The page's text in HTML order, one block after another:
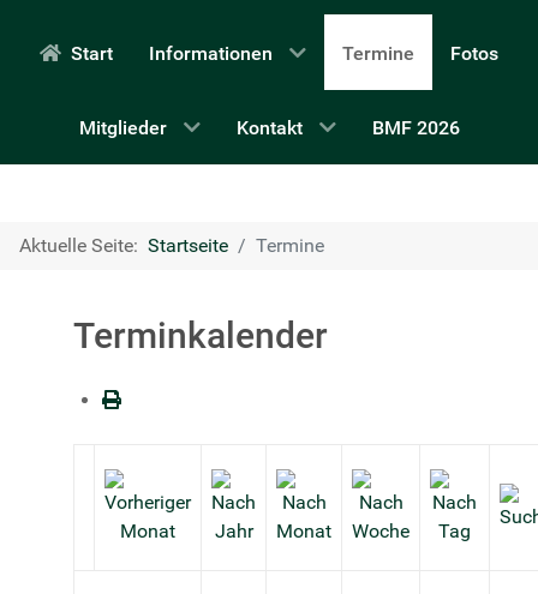
Start Informationen Termine Fotos
Mitglieder Kontakt BMF 2026
Aktuelle Seite: Startseite Termine
Terminkalender